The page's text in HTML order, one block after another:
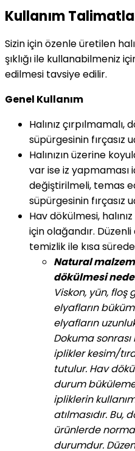
Kullanım
Sizin için özenle üretilen
şıklığı ile kullanabilmeniz
edilmesi tavsiye edilir.
Genel Kullanım
Halınız
süpürgesinin fırçasız
Halınızın üzerine
var ise iz
değiştirilmeli, temas
süpürgesinin fırçasız
Hav dökülmesi,
için olağandır.
temizlik ile kısa
Natural
dökülmesi
Viskon, yün,
elyafların
elyafların
Dokuma
iplikler kesim/
tutulur. Hav
durum
ipliklerin
atılmasıdır.
ürünlerde
durumdur.